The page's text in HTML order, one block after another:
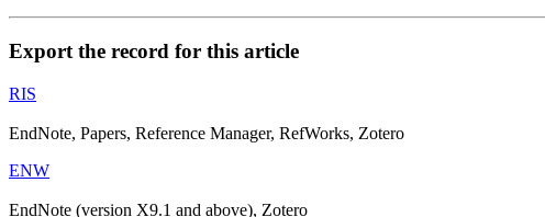
Export the record for this article
RIS
EndNote, Papers, Reference Manager, RefWorks, Zotero
ENW
EndNote (version X9.1 and above), Zotero